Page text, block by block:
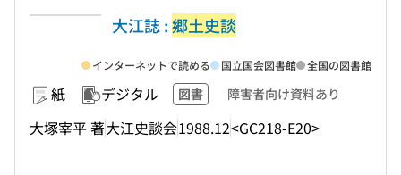
大江誌 :郷土史談
紙 デジタル 図書 障害者向け資料あり
大塚宰平 著大江史談会1988.12<GC218-E20>
インターネットで読める 国立国会図書館 全国の図書館